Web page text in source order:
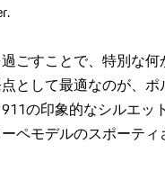
ごすことで、特別な何
として最適なのが、ポ
の印象的なシルエッ
ペモデルのスポーテ